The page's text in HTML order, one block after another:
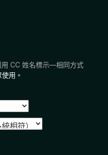
用 CC 姓名標示—相同方式
用。